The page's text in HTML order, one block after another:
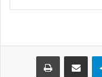
تلگرام اشتراک گذاری از طریق ایمیل چاپ